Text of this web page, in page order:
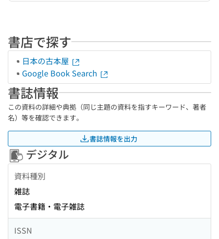
書店で探す
日本の古本屋
Google Book Search
書誌情報
この資料の詳細や典拠（同じ主題の資料を指すキーワード、著者
名）等を確認できます。
書誌情報を出力
デジタル
資料種別
雑誌
電子書籍・電子雑誌
ISSN